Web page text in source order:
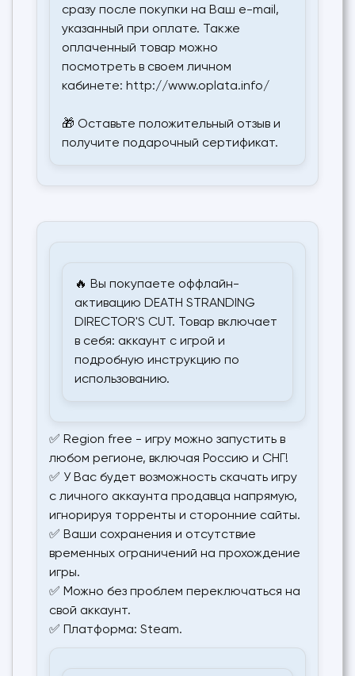
сразу после покупки на Ваш e-mail,
указанный при оплате. Также
оплаченный товар можно
посмотреть в своем личном
кабинете: http://www.oplata.info/
🎁 Оставьте положительный отзыв и
получите подарочный сертификат.
🔥 Вы покупаете оффлайн-
активацию DEATH STRANDING
DIRECTOR'S CUT. Товар включает
в себя: аккаунт с игрой и
подробную инструкцию по
использованию.
✅ Region free - игру можно запустить в
любом регионе, включая Россию и СНГ!
✅ У Вас будет возможность скачать игру
с личного аккаунта продавца напрямую,
игнорируя торренты и сторонние сайты.
✅ Ваши сохранения и отсутствие
временных ограничений на прохождение
игры.
✅ Можно без проблем переключаться на
свой аккаунт.
✅ Платформа: Steam.